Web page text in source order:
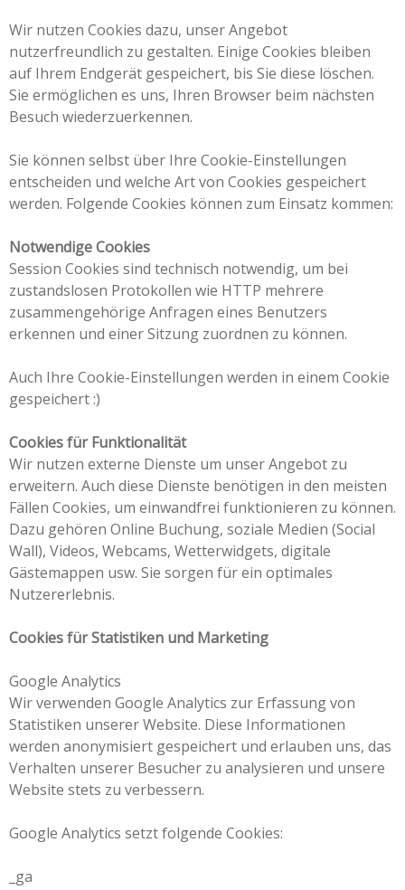
Wir nutzen Cookies dazu, unser Angebot
nutzerfreundlich zu gestalten. Einige Cookies bleiben
auf Ihrem Endgerät gespeichert, bis Sie diese löschen.
Sie ermöglichen es uns, Ihren Browser beim nächsten
Besuch wiederzuerkennen.
Sie können selbst über Ihre Cookie-Einstellungen
entscheiden und welche Art von Cookies gespeichert
werden. Folgende Cookies können zum Einsatz kommen:
Notwendige Cookies
Session Cookies sind technisch notwendig, um bei
zustandslosen Protokollen wie HTTP mehrere
zusammengehörige Anfragen eines Benutzers
erkennen und einer Sitzung zuordnen zu können.
Auch Ihre Cookie-Einstellungen werden in einem Cookie
gespeichert :)
Cookies für Funktionalität
Wir nutzen externe Dienste um unser Angebot zu
erweitern. Auch diese Dienste benötigen in den meisten
Fällen Cookies, um einwandfrei funktionieren zu können.
Dazu gehören Online Buchung, soziale Medien (Social
Wall), Videos, Webcams, Wetterwidgets, digitale
Gästemappen usw. Sie sorgen für ein optimales
Nutzererlebnis.
Cookies für Statistiken und Marketing
Google Analytics
Wir verwenden Google Analytics zur Erfassung von
Statistiken unserer Website. Diese Informationen
werden anonymisiert gespeichert und erlauben uns, das
Verhalten unserer Besucher zu analysieren und unsere
Website stets zu verbessern.
Google Analytics setzt folgende Cookies:
_ga